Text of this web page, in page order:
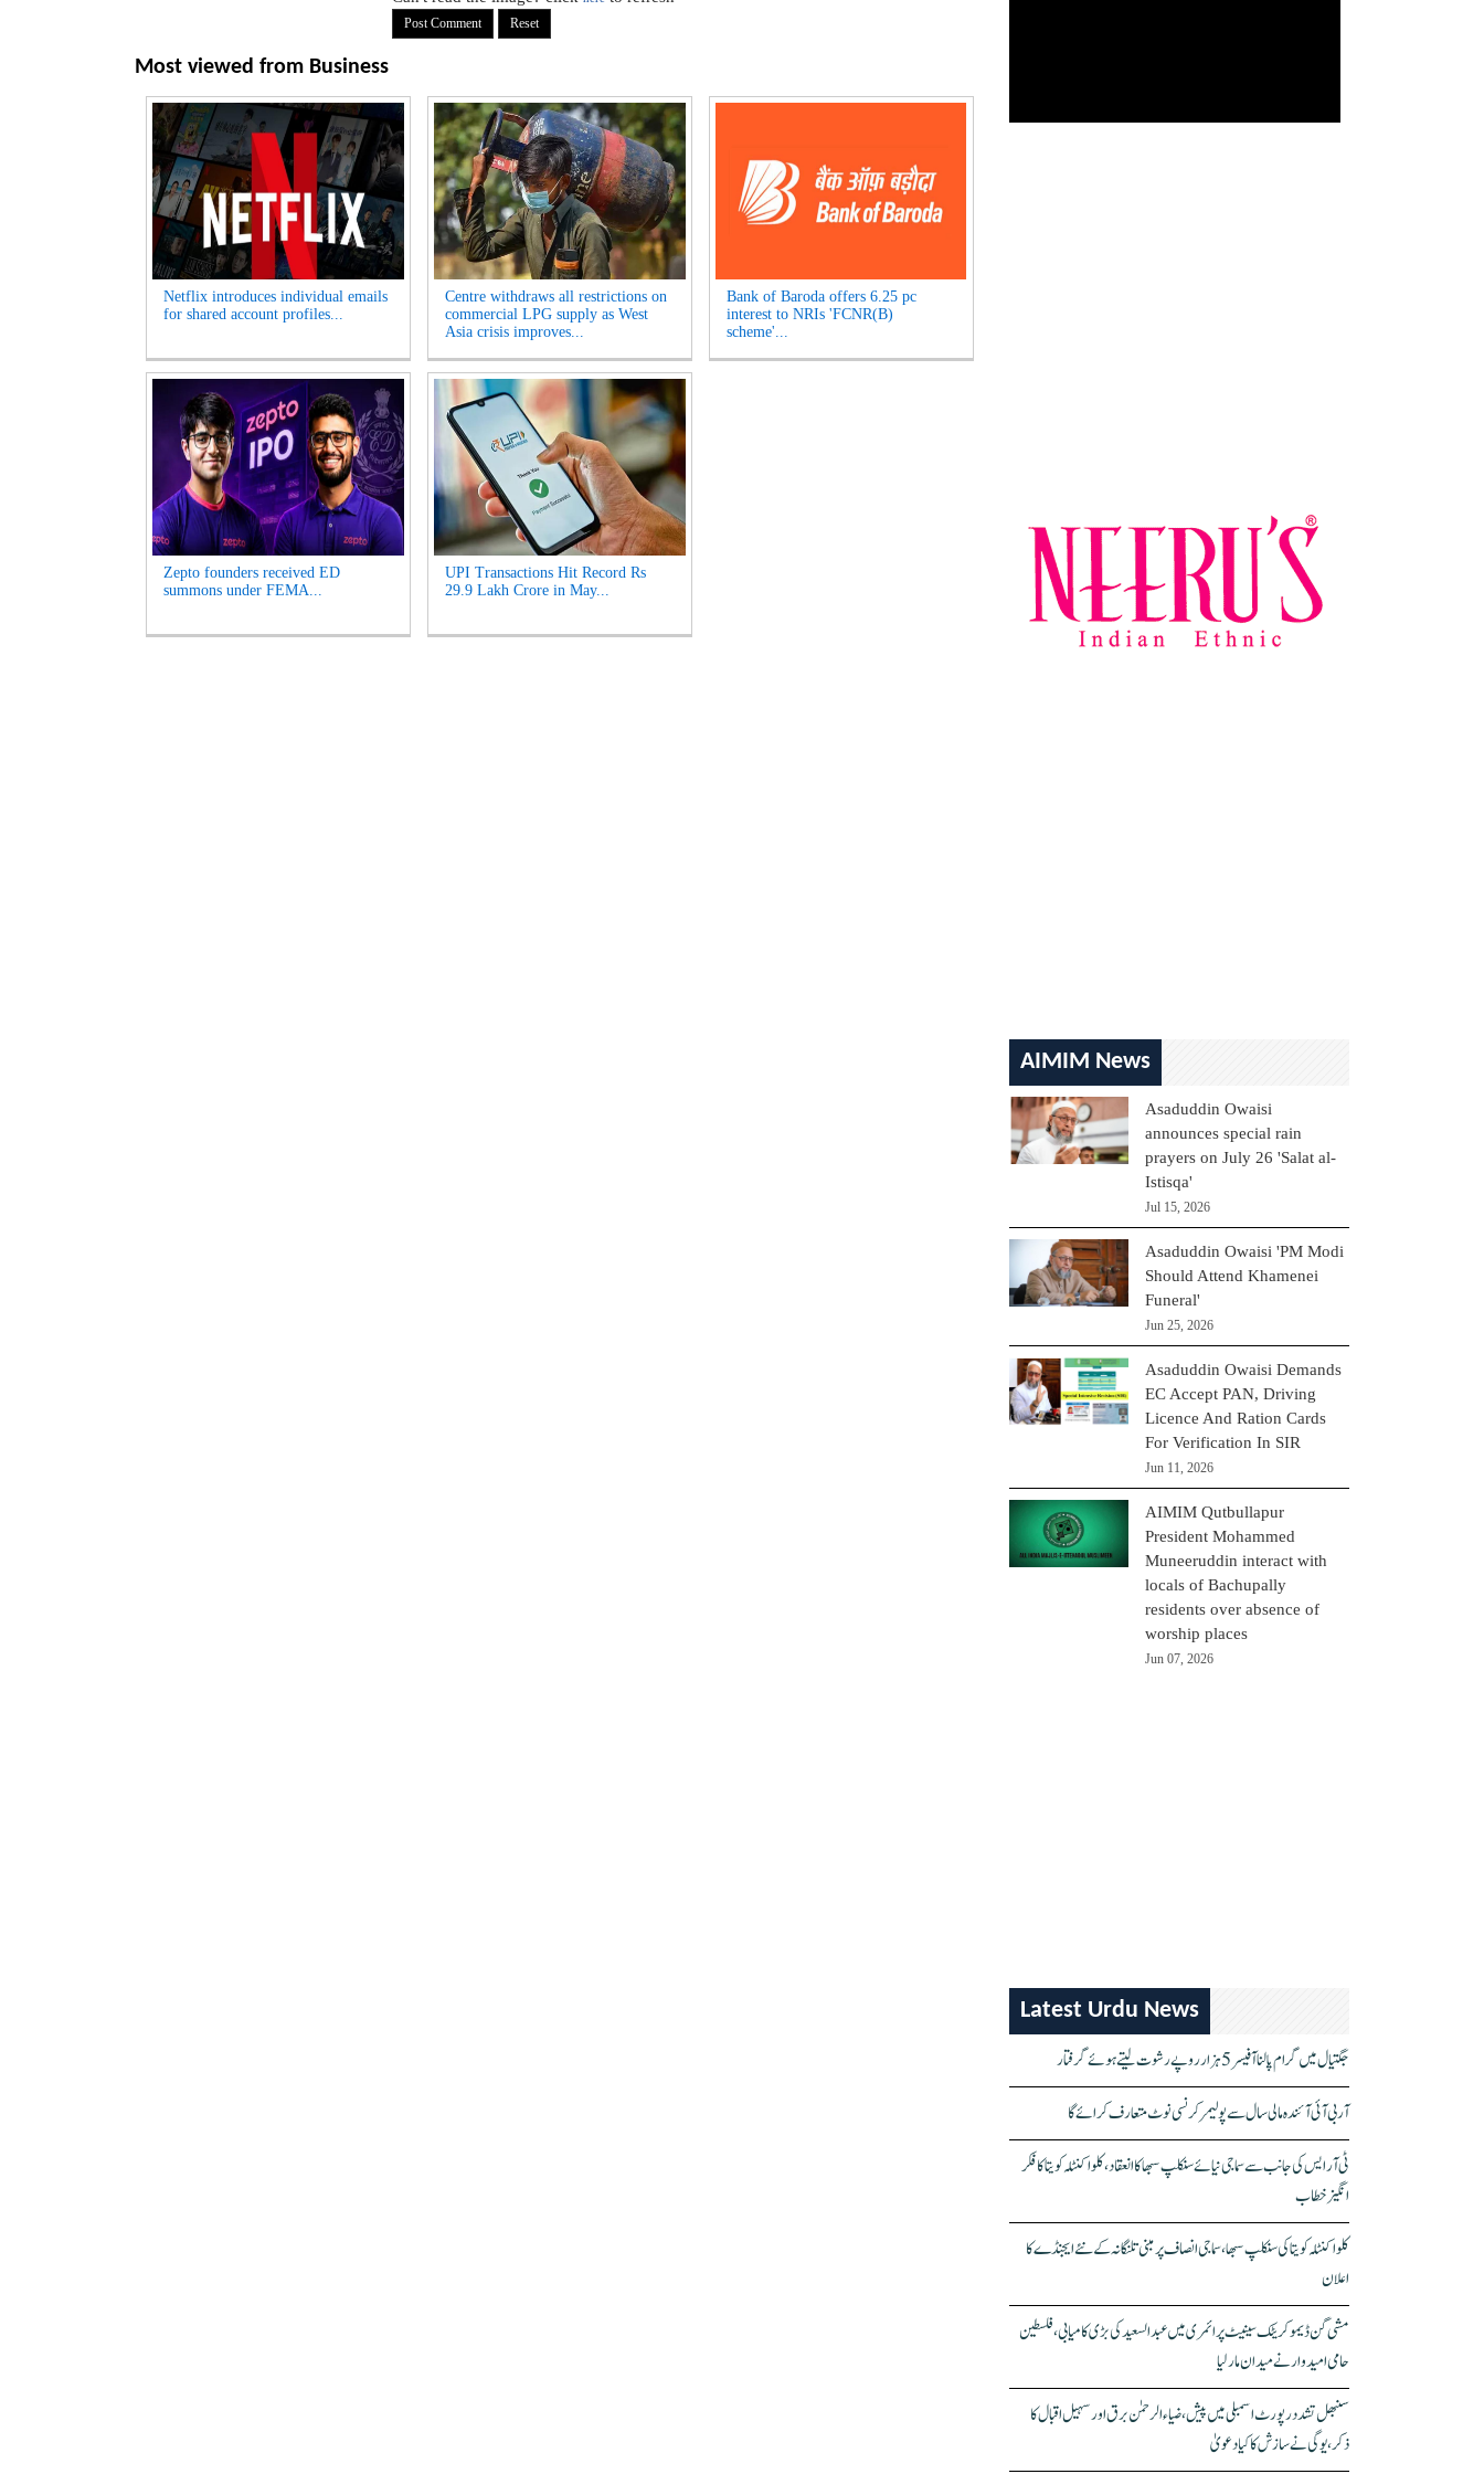
Most viewed from Business
Netflix introduces individual emails
for shared account profiles...
Centre withdraws all restrictions on
commercial LPG supply as West
Asia crisis improves...
Bank of Baroda offers 6.25 pc
interest to NRIs 'FCNR(B)
scheme'...
Zepto founders received ED
summons under FEMA...
UPI Transactions Hit Record Rs
29.9 Lakh Crore in May...
AIMIM News
Asaduddin Owaisi
announces special rain
prayers on July 26 'Salat al-
Istisqa'
Jul 15, 2026
Asaduddin Owaisi 'PM Modi
Should Attend Khamenei
Funeral'
Jun 25, 2026
Asaduddin Owaisi Demands
EC Accept PAN, Driving
Licence And Ration Cards
For Verification In SIR
Jun 11, 2026
AIMIM Qutbullapur
President Mohammed
Muneeruddin interact with
locals of Bachupally
residents over absence of
worship places
Jun 07, 2026
Latest Urdu News
جگتیال میں گرام پالنا آفیسر 5 ہزار روپے رشوت لیتے ہوئے گرفتار
آر بی آئی آئندہ مالی سال سے پولیمر کرنسی نوٹ متعارف کرائے گا
ٹی آر ایس کی جانب سے سماجی نیائے سنکلپ سبھا کا انعقاد، کلواکنٹلہ کویتا کا فکر
انگیز خطاب
کلواکنٹلہ کویتا کی سنکلپ سبھا، سماجی انصاف پر مبنی تلنگانہ کے نئے ایجنڈے کا
اعلان
مشی گن ڈیموکریٹک سینیٹ پرائمری میں عبدالسعید کی بڑی کامیابی، فلسطین
حامی امیدوار نے میدان مار لیا
سنبھل تشدد رپورٹ اسمبلی میں پیش، ضیاء الرحمٰن برق اور سہیل اقبال کا
ذکر، یوگی نے سازش کا کیا دعویٰ